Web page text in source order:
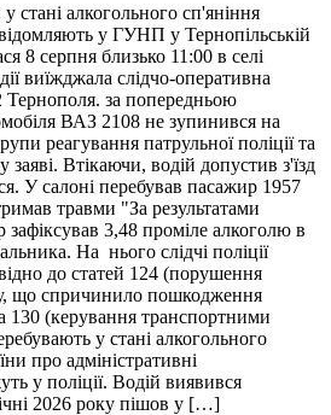
стані алкогольного сп'яніння
у ГУНП у Тернопільській
8 серпня близько 11:00 в селі
виїжджала слідчо-оперативна
Тернополя. за попередньою
ВАЗ 2108 не зупинився на
реагування патрульної поліції та
заяві. Втікаючи, водій допустив з'їзд
У салоні перебував пасажир 1957
травми "За результатами
зафіксував 3,48 проміле алкоголю в
На нього слідчі поліції
до статей 124 (порушення
що спричинило пошкодження
130 (керування транспортними
у стані алкогольного
про адміністративні
у поліції. Водій виявився
2026 року пішов у […]